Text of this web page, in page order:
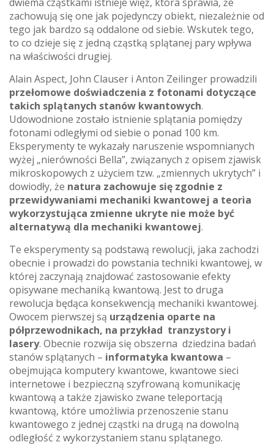
zachowują się one jak pojedynczy obiekt, niezależnie od
tego jak bardzo są oddalone od siebie. Wskutek tego,
to co dzieje się z jedną cząstką splątanej pary wpływa
na właściwości drugiej.
Alain Aspect, John Clauser i Anton Zeilinger prowadzili
przełomowe doświadczenia z fotonami dotyczące
takich splątanych stanów kwantowych.
Udowodnione zostało istnienie splątania pomiędzy
fotonami odległymi od siebie o ponad 100 km.
Eksperymenty te wykazały naruszenie wspomnianych
wyżej „nierówności Bella”, związanych z opisem zjawisk
mikroskopowych z użyciem tzw. „zmiennych ukrytych” i
dowiodły, że natura zachowuje się zgodnie z
przewidywaniami mechaniki kwantowej a teoria
wykorzystująca zmienne ukryte nie może być
alternatywą dla mechaniki kwantowej.
Te eksperymenty są podstawą rewolucji, jaka zachodzi
obecnie i prowadzi do powstania techniki kwantowej, w
której zaczynają znajdować zastosowanie efekty
opisywane mechaniką kwantową. Jest to druga
rewolucja będąca konsekwencją mechaniki kwantowej.
Owocem pierwszej są urządzenia oparte na
półprzewodnikach, na przykład tranzystory i
lasery. Obecnie rozwija się obszerna dziedzina badań
stanów splątanych – informatyka kwantowa –
obejmująca komputery kwantowe, kwantowe sieci
internetowe i bezpieczną szyfrowaną komunikację
kwantową a także zjawisko zwane teleportacją
kwantową, które umożliwia przenoszenie stanu
kwantowego z jednej cząstki na drugą na dowolną
odległość z wykorzystaniem stanu splątanego.